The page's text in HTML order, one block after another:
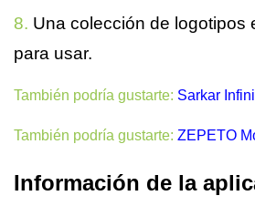
8. Una colección de logotipos
para usar.
También podría gustarte: Sarkar
También podría gustarte: ZEPETO
Información de la